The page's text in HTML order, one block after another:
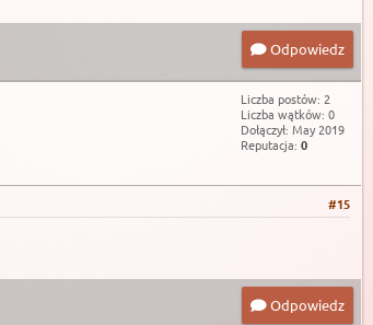
Odpowiedz
Liczba postów: 2
Liczba wątków: 0
Dołączył: May 2019
Reputacja: 0
#15
Odpowiedz